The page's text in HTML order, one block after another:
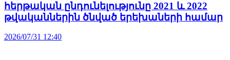
հերթական ընդունելությունը 2021 և 2022
թվականներին ծնված երեխաների համար
2026/07/31 12:40